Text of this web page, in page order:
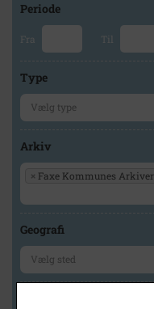
Periode
Fra Til
Type
Arkiv
× Faxe Kommunes Arkiver
Geografi